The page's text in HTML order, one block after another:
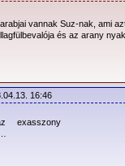
vannak Suz-nak, ami
és az arany
16:46
exasszony